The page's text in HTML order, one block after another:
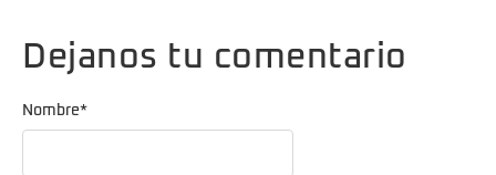
Dejanos tu comentario
Nombre*